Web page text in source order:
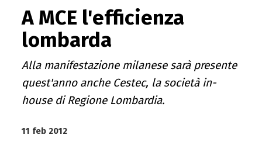
A MCE l'efficienza
lombarda
Alla manifestazione milanese sarà presente
quest'anno anche Cestec, la società in-
house di Regione Lombardia.
11 feb 2012